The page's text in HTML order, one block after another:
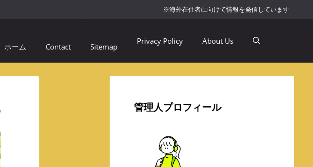
※海外在住者に向けて情報を発信しています
ホーム Contact Sitemap
Privacy Policy About Us
管理人プロフィール